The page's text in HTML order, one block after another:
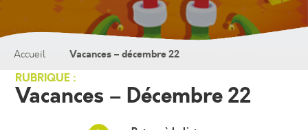
Accueil Vacances – décembre 22
RUBRIQUE :
Vacances – Décembre 22